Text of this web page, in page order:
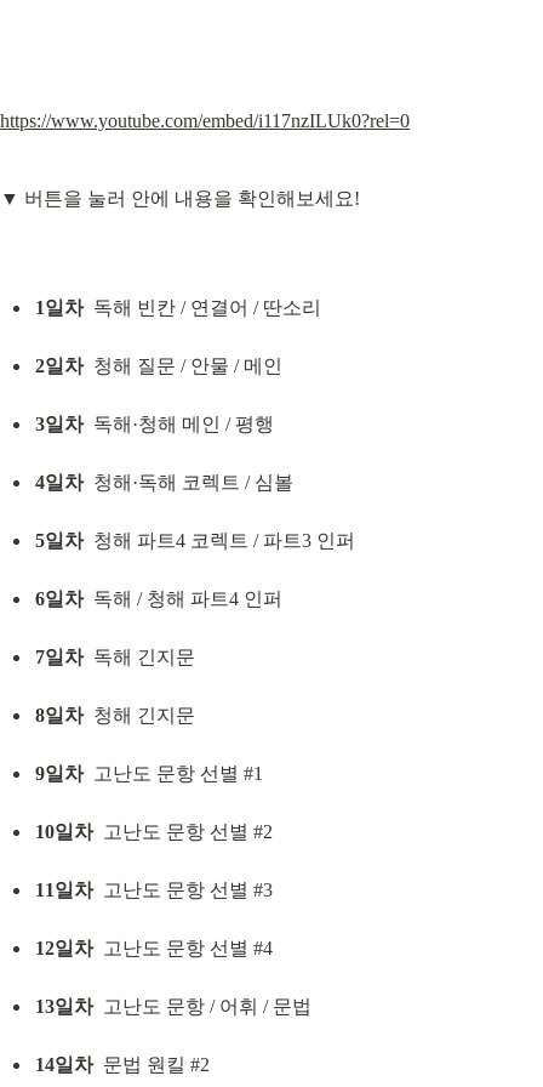
https://www.youtube.com/embed/i117nzILUk0?rel=0
▼ 버튼을 눌러 안에 내용을 확인해보세요!
1일차
  독해 빈칸 / 연결어 / 딴소리
2일차
  청해 질문 / 안물 / 메인
3일차
  독해·청해 메인 / 평행
4일차
  청해·독해 코렉트 / 심볼
5일차
  청해 파트4 코렉트 / 파트3 인퍼
6일차
  독해 / 청해 파트4 인퍼
7일차
  독해 긴지문
8일차
  청해 긴지문
9일차
  고난도 문항 선별 #1
10일차
  고난도 문항 선별 #2
11일차
  고난도 문항 선별 #3
12일차
  고난도 문항 선별 #4
13일차
  고난도 문항 / 어휘 / 문법
14일차
  문법 원킬 #2